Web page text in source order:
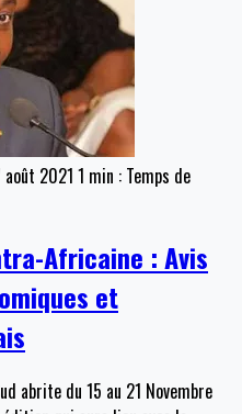
août 2021 1 min : Temps de
Africaine : Avis
et
abrite du 15 au 21 Novembre